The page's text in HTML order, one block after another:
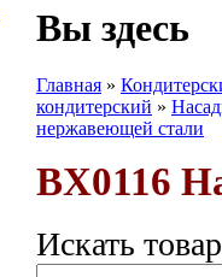
Вы здесь
Главная »
кондитерский »
нержавеющей стали
BX0116
Искать